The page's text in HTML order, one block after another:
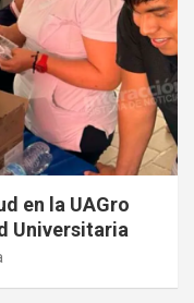
en la UAGro
Universitaria